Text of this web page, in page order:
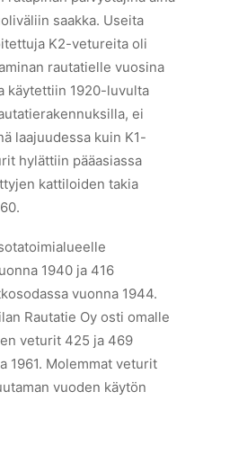
saakka. Useita
K2-vetureita oli
rautatielle vuosina
käytettiin 1920-luvulta
ei
laajuudessa kuin K1-
hylättiin pääasiassa
kattiloiden takia
1940 ja 416
vuonna 1944.
Rautatie Oy osti omalle
veturit 425 ja 469
1961. Molemmat veturit
vuoden käytön